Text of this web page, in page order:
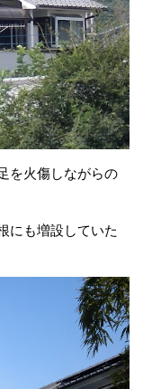
を火傷しながらの
にも増設していた